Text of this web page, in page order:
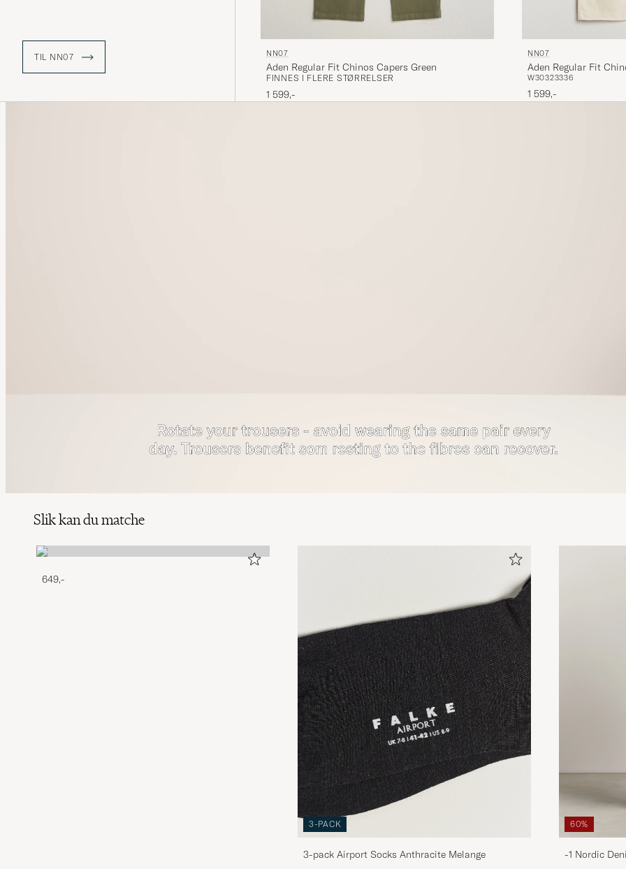
TIL NN07 NN07
Aden Regular Fit Chinos Capers Green
FINNES I FLERE STØRRELSER
1 599,-
NN07
Aden Regular Fit
W30323336
1 599,-
Slik kan du matche
649,-
3-PACK
3-pack Airport Socks Anthracite Melange
60%
-1 Nordic